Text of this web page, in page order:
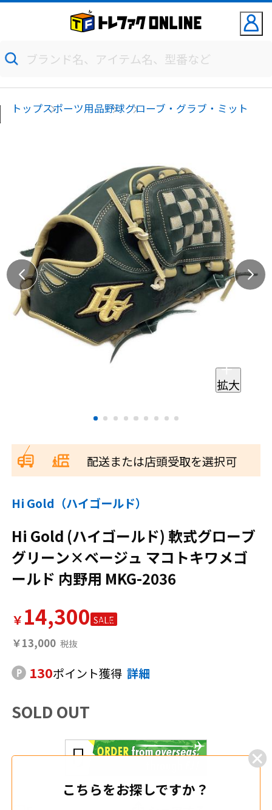
トップスポーツ用品野球グローブ・グラブ・ミット
拡大
配送または店頭受取を選択可
Hi Gold（ハイゴールド）
Hi Gold (ハイゴールド) 軟式グローブ
グリーン×ベージュ マコトキワメゴ
ールド 内野用 MKG-2036
￥ 14,300 SALE
￥13,000
130ポイント獲得 詳細
SOLD OUT
こちらをお探しですか？